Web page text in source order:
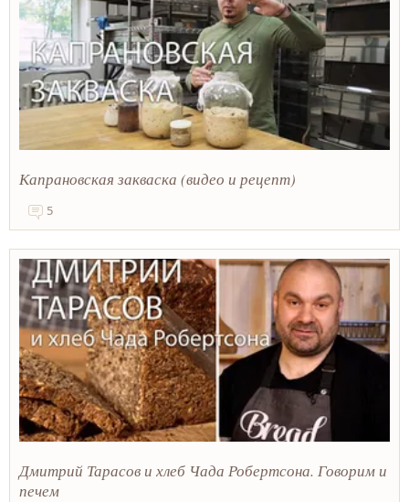
Капрановская закваска (видео и рецепт)
5
Дмитрий Тарасов и хлеб Чада Робертсона. Говорим и
печем